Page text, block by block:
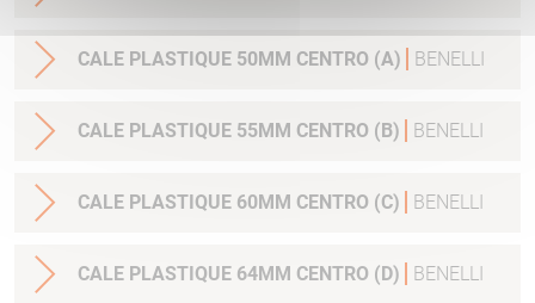
CALE PLASTIQUE 50MM CENTRO (A) BENELLI
CALE PLASTIQUE 55MM CENTRO (B) BENELLI
CALE PLASTIQUE 60MM CENTRO (C) BENELLI
CALE PLASTIQUE 64MM CENTRO (D) BENELLI